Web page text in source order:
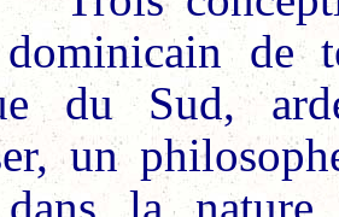
dominicain de
du Sud,
un
la nature